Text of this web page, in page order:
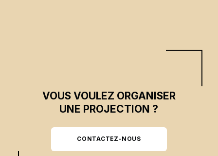
VOUS VOULEZ ORGANISER
UNE PROJECTION ?
CONTACTEZ-NOUS